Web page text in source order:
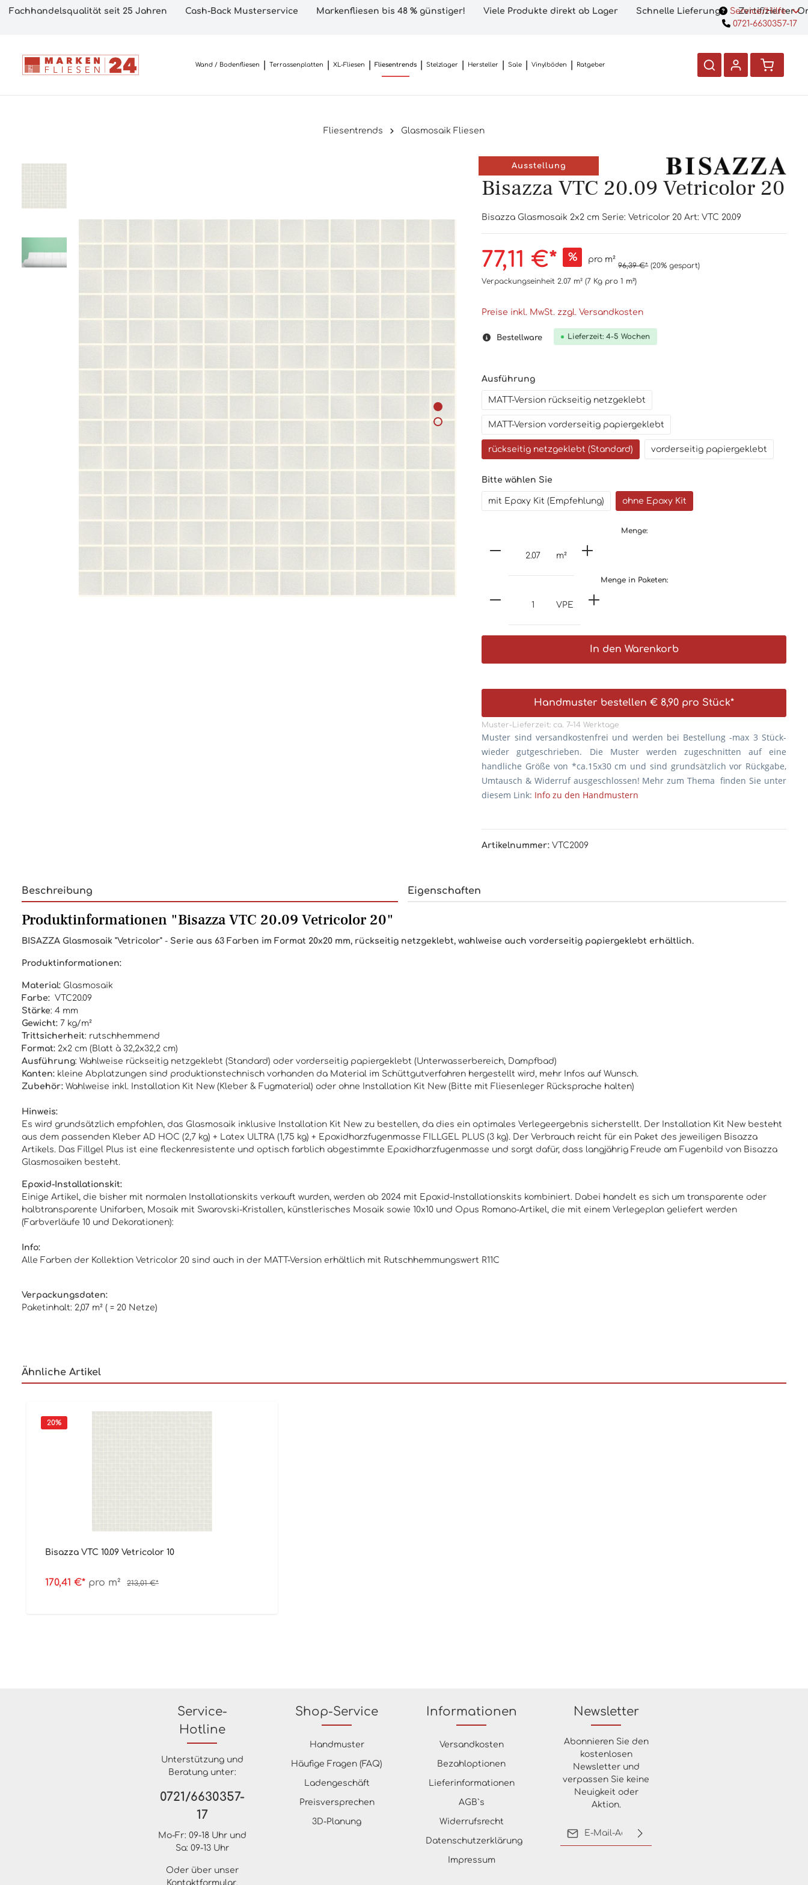
Fachhandelsqualität seit 25 Jahren Cash-Back Musterservice Markenfliesen bis 48 % günstiger! Viele Produkte direkt ab Lager Schnelle Lieferung Zertifizierter
Service/Hilfe
0721-6630357-17
Wand / Bodenfliesen Terrassenplatten XL-Fliesen Fliesentrends Stelzlager Hersteller Sale Vinylböden Ratgeber
Fliesentrends Glasmosaik Fliesen
Ausstellung
Bisazza VTC 20.09 Vetricolor 20
Bisazza Glasmosaik 2x2 cm Serie: Vetricolor 20 Art: VTC 20.09
77,11 €* % pro m²
96,39 €* (20% gespart)
Verpackungseinheit 2.07 m²(7 Kg pro 1 m²)
Preise inkl. MwSt. zzgl. Versandkosten
Bestellware Lieferzeit: 4-5 Wochen
Ausführung
MATT-Version rückseitig netzgeklebt
MATT-Version vorderseitig papiergeklebt
rückseitig netzgeklebt (Standard) vorderseitig papiergeklebt
Bitte wählen Sie
mit Epoxy Kit (Empfehlung) ohne Epoxy Kit
Menge:
m²
Menge in Paketen:
VPE
In den Warenkorb
Handmuster bestellen € 8,90 pro Stück*
Muster-Lieferzeit: ca. 7–14 Werktage
Muster sind versandkostenfrei und werden bei Bestellung -max 3 Stück-
wieder gutgeschrieben. Die Muster werden zugeschnitten auf eine
handliche Größe von *ca.15x30 cm und sind grundsätzlich vor Rückgabe,
Umtausch & Widerruf ausgeschlossen! Mehr zum Thema finden Sie unter
diesem Link: Info zu den Handmustern
Artikelnummer:VTC2009
Beschreibung Eigenschaften
Produktinformationen "Bisazza VTC 20.09 Vetricolor 20"
BISAZZA Glasmosaik "Vetricolor" - Serie aus 63 Farben im Format 20x20 mm, rückseitig netzgeklebt, wahlweise auch vorderseitig papiergeklebt erhältlich.
Produktinformationen:
Material: Glasmosaik
Farbe: VTC20.09
Stärke: 4 mm
Gewicht: 7 kg/m²
Trittsicherheit: rutschhemmend
Format: 2x2 cm (Blatt à 32,2x32,2 cm)
Ausführung: Wahlweise rückseitig netzgeklebt (Standard) oder vorderseitig papiergeklebt (Unterwasserbereich, Dampfbad)
Kanten: kleine Abplatzungen sind produktionstechnisch vorhanden da Material im Schüttgutverfahren hergestellt wird, mehr Infos auf Wunsch.
Zubehör: Wahlweise inkl. Installation Kit New ( Kleber & Fugmaterial) oder ohne Installation Kit New (Bitte mit Fliesenleger Rücksprache halten)
Hinweis:
Es wird grundsätzlich empfohlen, das Glasmosaik inklusive Installation Kit New zu bestellen, da dies ein optimales Verlegeergebnis sicherstellt. Der Installation Kit New besteht
aus dem passenden Kleber AD HOC (2,7 kg) + Latex ULTRA (1,75 kg) + Epoxidharzfugenmasse FILLGEL PLUS (3 kg). Der Verbrauch reicht für ein Paket des jeweiligen Bisazza
Artikels. Das Fillgel Plus ist eine fleckenresistente und optisch farblich abgestimmte Epoxidharzfugenmasse und sorgt dafür, dass langjährig Freude am Fugenbild von Bisazza
Glasmosaiken besteht.
Epoxid-Installationskit:
Einige Artikel, die bisher mit normalen Installationskits verkauft wurden, werden ab 2024 mit Epoxid-Installationskits kombiniert. Dabei handelt es sich um transparente oder
halbtransparente Unifarben, Mosaik mit Swarovski-Kristallen, künstlerisches Mosaik sowie 10x10 und Opus Romano-Artikel, die mit einem Verlegeplan geliefert werden
(Farbverläufe 10 und Dekorationen):
Info:
Alle Farben der Kollektion Vetricolor 20 sind auch in der MATT-Version erhältlich mit Rutschhemmungswert R11C
Verpackungsdaten:
Paketinhalt: 2,07 m² ( = 20 Netze)
Ähnliche Artikel
20%
Bisazza VTC 10.09 Vetricolor 10
170,41 €* pro m² 213,01 €*
Newsletter
Abonnieren Sie den
kostenlosen
Newsletter und
verpassen Sie keine
Neuigkeit oder
Aktion.
Service-
Hotline
Unterstützung und
Beratung unter:
0721/6630357-
17
Mo-Fr: 09-18 Uhr und
Sa: 09-13 Uhr
Oder über unser
Kontaktformular.
Shop-Service
Handmuster
Häufige Fragen (FAQ)
Ladengeschäft
Preisversprechen
3D-Planung
Informationen
Versandkosten
Bezahloptionen
Lieferinformationen
AGB`s
Widerrufsrecht
Datenschutzerklärung
Impressum